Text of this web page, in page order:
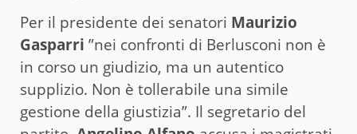
Per il presidente dei senatori Maurizio
Gasparri ”nei confronti di Berlusconi non è
in corso un giudizio, ma un autentico
supplizio. Non è tollerabile una simile
gestione della giustizia”. Il segretario del